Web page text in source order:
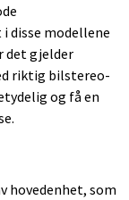
disse modellene
det gjelder
riktig bilstereo-
og få en
hovedenhet, som